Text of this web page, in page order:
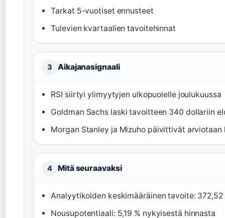
Tarkat 5-vuotiset ennusteet
Tulevien kvartaalien tavoitehinnat
3 Aikajanasignaali
RSI siirtyi ylimyytyjen ulkopuolelle joulukuussa
Goldman Sachs laski tavoitteen 340 dollariin
Morgan Stanley ja Mizuho päivittivät arviotaan
4 Mitä seuraavaksi
Analyytikoiden keskimääräinen tavoite: 372,52
Nousupotentiaali: 5,19 % nykyisestä hinnasta